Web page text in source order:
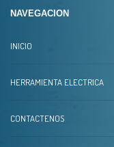
NAVEGACION
INICIO
HERRAMIENTA ELECTRICA
CONTACTENOS